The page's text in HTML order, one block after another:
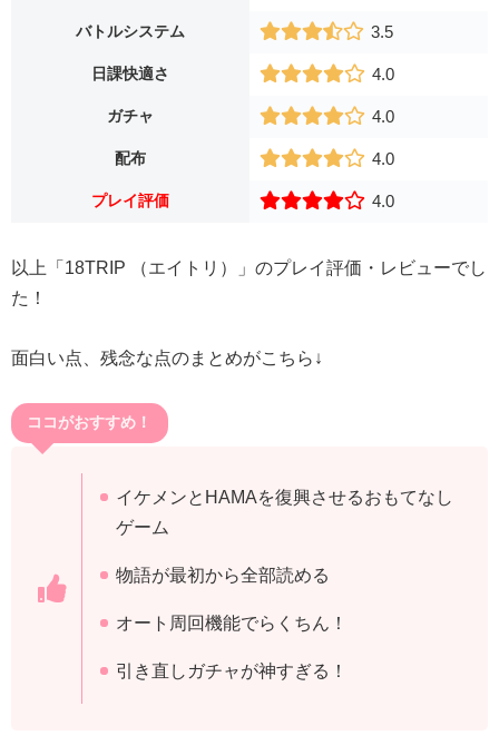
バトルシステム 3.5
日課快適さ 4.0
ガチャ 4.0
配布 4.0
プレイ評価 4.0
以上「18TRIP （エイトリ）」のプレイ評価・レビューでし
た！
面白い点、残念な点のまとめがこちら↓
ココがおすすめ！
イケメンとHAMAを復興させるおもてなし
ゲーム
物語が最初から全部読める
オート周回機能でらくちん！
引き直しガチャが神すぎる！